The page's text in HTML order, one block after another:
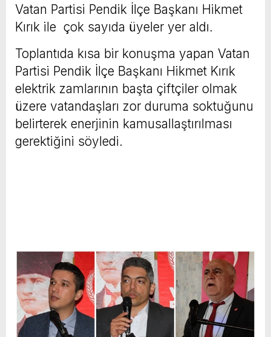
Vatan Partisi Pendik İlçe Başkanı Hikmet
Kırık ile çok sayıda üyeler yer aldı.
Toplantıda kısa bir konuşma yapan Vatan
Partisi Pendik İlçe Başkanı Hikmet Kırık
elektrik zamlarının başta çiftçiler olmak
üzere vatandaşları zor duruma soktuğunu
belirterek enerjinin kamusallaştırılması
gerektiğini söyledi.